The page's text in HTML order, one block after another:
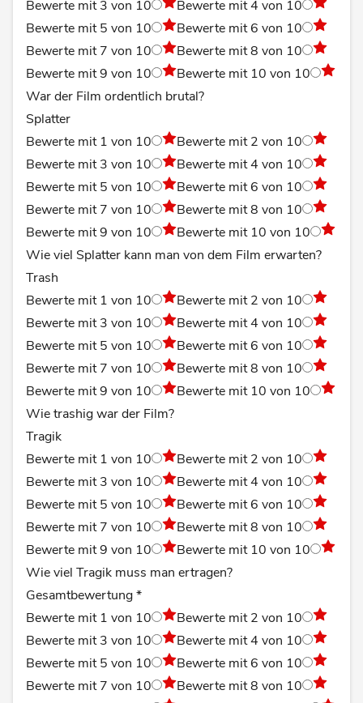
Bewerte mit 3 von 10
Bewerte mit 4 von 10
Bewerte mit 5 von 10
Bewerte mit 6 von 10
Bewerte mit 7 von 10
Bewerte mit 8 von 10
Bewerte mit 9 von 10
Bewerte mit 10 von 10
War der Film ordentlich brutal?
Splatter
Bewerte mit 1 von 10
Bewerte mit 2 von 10
Bewerte mit 3 von 10
Bewerte mit 4 von 10
Bewerte mit 5 von 10
Bewerte mit 6 von 10
Bewerte mit 7 von 10
Bewerte mit 8 von 10
Bewerte mit 9 von 10
Bewerte mit 10 von 10
Wie viel Splatter kann man von dem Film erwarten?
Trash
Bewerte mit 1 von 10
Bewerte mit 2 von 10
Bewerte mit 3 von 10
Bewerte mit 4 von 10
Bewerte mit 5 von 10
Bewerte mit 6 von 10
Bewerte mit 7 von 10
Bewerte mit 8 von 10
Bewerte mit 9 von 10
Bewerte mit 10 von 10
Wie trashig war der Film?
Tragik
Bewerte mit 1 von 10
Bewerte mit 2 von 10
Bewerte mit 3 von 10
Bewerte mit 4 von 10
Bewerte mit 5 von 10
Bewerte mit 6 von 10
Bewerte mit 7 von 10
Bewerte mit 8 von 10
Bewerte mit 9 von 10
Bewerte mit 10 von 10
Wie viel Tragik muss man ertragen?
Gesamtbewertung*
Bewerte mit 1 von 10
Bewerte mit 2 von 10
Bewerte mit 3 von 10
Bewerte mit 4 von 10
Bewerte mit 5 von 10
Bewerte mit 6 von 10
Bewerte mit 7 von 10
Bewerte mit 8 von 10